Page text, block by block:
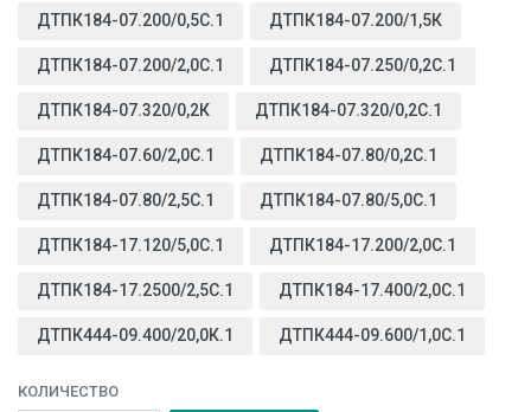
ДТПК184-07.200/0,5С.1 ДТПК184-07.200/1,5К
ДТПК184-07.200/2,0С.1 ДТПК184-07.250/0,2С.1
ДТПК184-07.320/0,2К ДТПК184-07.320/0,2С.1
ДТПК184-07.60/2,0С.1 ДТПК184-07.80/0,2С.1
ДТПК184-07.80/2,5С.1 ДТПК184-07.80/5,0С.1
ДТПК184-17.120/5,0С.1 ДТПК184-17.200/2,0С.1
ДТПК184-17.2500/2,5С.1 ДТПК184-17.400/2,0С.1
ДТПК444-09.400/20,0К.1 ДТПК444-09.600/1,0С.1
КОЛИЧЕСТВО